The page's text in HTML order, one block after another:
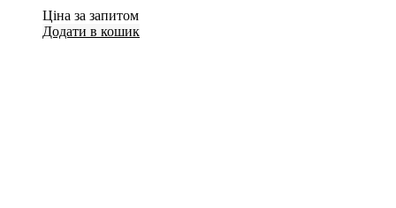
Ціна за запитом
Додати в кошик